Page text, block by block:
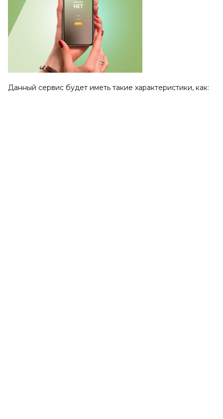
Данный сервис будет иметь такие характеристики, как: